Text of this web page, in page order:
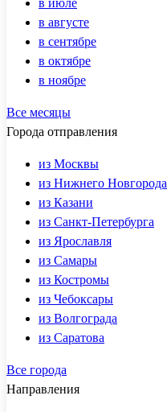
в июле
в августе
в сентябре
в октябре
в ноябре
Все месяцы
Города отправления
из Москвы
из Нижнего Новгорода
из Казани
из Санкт-Петербурга
из Ярославля
из Самары
из Костромы
из Чебоксары
из Волгограда
из Саратова
Все города
Направления